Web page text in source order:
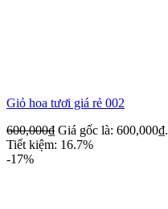
Giỏ hoa tươi giá rẻ 002
600,000₫ Giá gốc là: 600,000₫.
Tiết kiệm: 16.7%
-17%